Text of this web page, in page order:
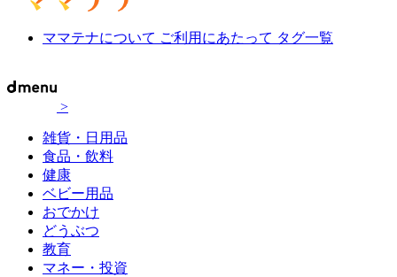
ママテナについて ご利用にあたって タグ一覧
>
雑貨・日用品
食品・飲料
健康
ベビー用品
おでかけ
どうぶつ
教育
マネー・投資